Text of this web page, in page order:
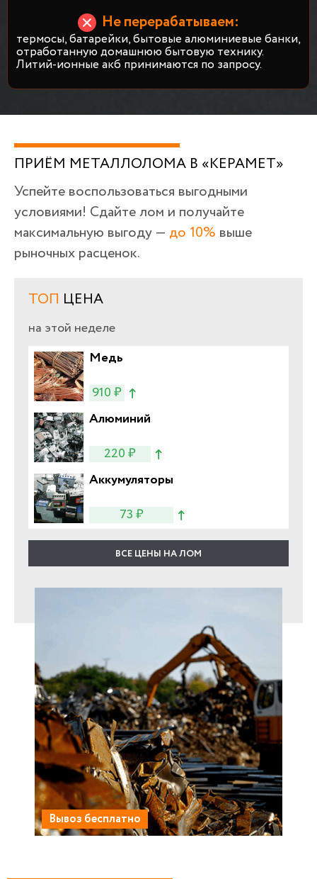
Не перерабатываем:
термосы, батарейки, бытовые алюминиевые банки,
отработанную домашнюю бытовую технику.
Литий-ионные акб принимаются по запросу.
ПРИЁМ МЕТАЛЛОЛОМА В «КЕРАМЕТ»
Успейте воспользоваться выгодными
условиями! Сдайте лом и получайте
максимальную выгоду — до 10% выше
рыночных расценок.
Вывоз бесплатно
ТОП ЦЕНА
на этой неделе
Медь
910 ₽
Алюминий
220 ₽
Аккумуляторы
73 ₽
ВСЕ ЦЕНЫ НА ЛОМ